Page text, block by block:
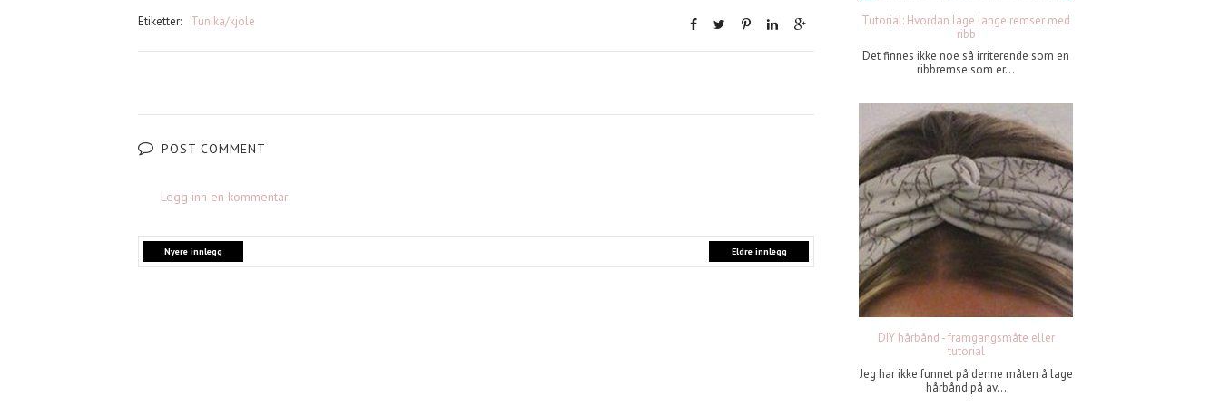
Etiketter: Tunika/kjole
POST COMMENT
Legg inn en kommentar
Nyere innlegg Eldre innlegg
Tutorial: Hvordan lage lange remser med
ribb
Det finnes ikke noe så irriterende som en
ribbremse som er...
DIY hårbånd - framgangsmåte eller
tutorial
Jeg har ikke funnet på denne måten å lage
hårbånd på av...